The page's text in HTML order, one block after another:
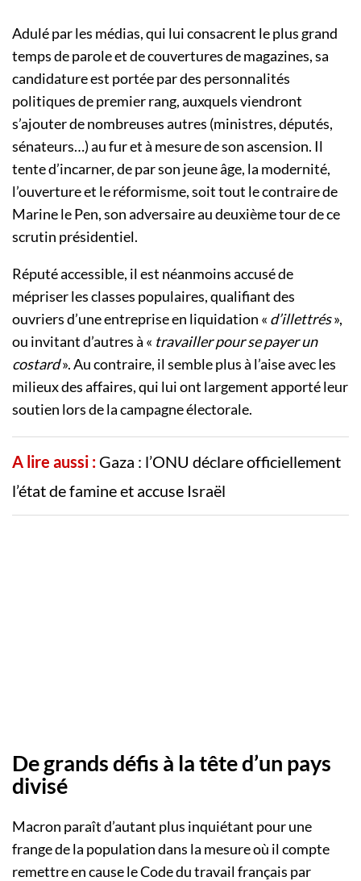
Adulé par les médias, qui lui consacrent le plus grand
temps de parole et de couvertures de magazines, sa
candidature est portée par des personnalités
politiques de premier rang, auxquels viendront
s’ajouter de nombreuses autres (ministres, députés,
sénateurs…) au fur et à mesure de son ascension. Il
tente d’incarner, de par son jeune âge, la modernité,
l’ouverture et le réformisme, soit tout le contraire de
Marine le Pen, son adversaire au deuxième tour de ce
scrutin présidentiel.
Réputé accessible, il est néanmoins accusé de
mépriser les classes populaires, qualifiant des
ouvriers d’une entreprise en liquidation « d’illettrés»,
ou invitant d’autres à « travailler pour se payer un
costard». Au contraire, il semble plus à l’aise avec les
milieux des affaires, qui lui ont largement apporté leur
soutien lors de la campagne électorale.
A lire aussi : Gaza : l’ONU déclare officiellement
l’état de famine et accuse Israël
De grands défis à la tête d’un pays
divisé
Macron paraît d’autant plus inquiétant pour une
frange de la population dans la mesure où il compte
remettre en cause le Code du travail français par